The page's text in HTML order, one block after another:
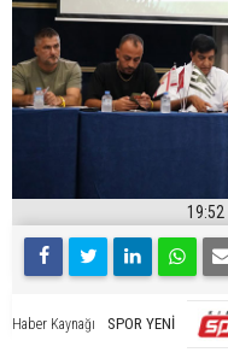
19:52
Haber Kaynağı SPOR YENİ